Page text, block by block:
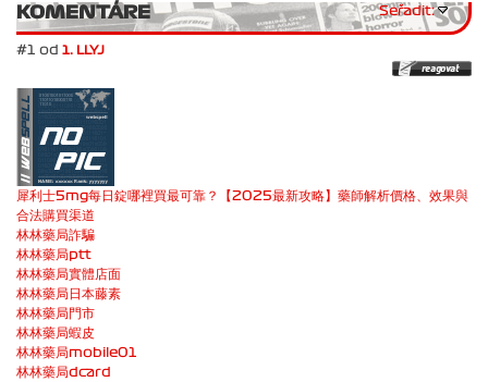
KOMENTÁRE Seřadit:
#1 od 1. LLYJ
犀利士5mg每日錠哪裡買最可靠？【2025最新攻略】藥師解析價格、效果與
合法購買渠道
林林藥局詐騙
林林藥局ptt
林林藥局實體店面
林林藥局日本藤素
林林藥局門市
林林藥局蝦皮
林林藥局mobile01
林林藥局dcard